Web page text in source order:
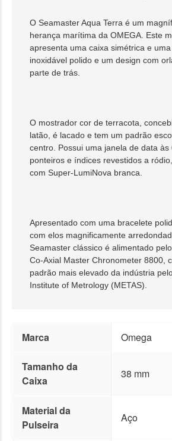
O Seamaster Aqua Terra é um
herança marítima da OMEGA. Este
apresenta uma caixa simétrica e
inoxidável polido e um design com
parte de trás.
O mostrador cor de terracota,
latão, é lacado e tem um padrão
centro. Possui uma janela de data às
ponteiros e índices revestidos a
com Super-LumiNova branca.
Apresentado com uma bracelete
com elos magnificamente
Seamaster clássico é alimentado
Co-Axial Master Chronometer 8800,
padrão mais elevado da indústria
Institute of Metrology (METAS).
Marca Omega
Tamanho da
Caixa
38 mm
Material da
Pulseira
Aço